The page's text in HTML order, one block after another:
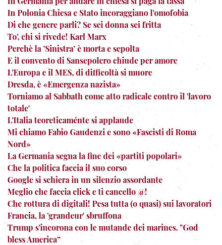
In Polonia Chiesa e Stato incoraggiano l'omofobia
Di che genere parli? Se sei donna sei fritta
To', chi si rivede! Karl Marx
Perchè la ’Sinistra’ è morta e sepolta
E il convento di Sansepolcro chiude per amore
L'Europa e il MES, di difficoltà si muore
Dresda, è «Emergenza nazista»
Torniamo al Sabbath come atto radicale contro il 'lavoro
totale'
L'Italia teoreticaménte si applaude
Mi chiamo Fabio Gaudenzi e sono «Fascisti di Roma
Nord»
La Germania segna la fine dei «partiti popolari»
Che la politica faccia il suo corso
Google si schiera in un silenzio assordante
Meglio che faccia click e ti cancello @!
Che rottura di digitali! Pesa tutta (o quasi) sui lavoratori
Francia, la 'grandeur' sbruffona
Trump s'incorona con le mutande dei marines. "God
bless America”